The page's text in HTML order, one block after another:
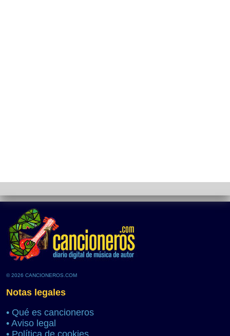
© 2026 CANCIONEROS.COM
Notas legales
• Qué es cancioneros
• Aviso legal
• Política de cookies